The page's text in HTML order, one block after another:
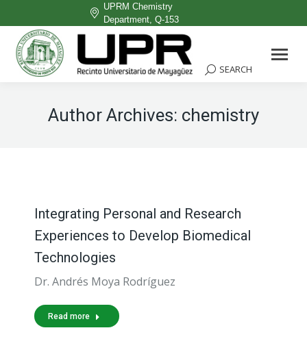
UPRM Chemistry
Department, Q-153
Facebook
page
new
Search:
SEARCH
Author Archives: chemistry
Integrating Personal and Research
Experiences to Develop Biomedical
Technologies
Dr. Andrés Moya Rodríguez
Read more